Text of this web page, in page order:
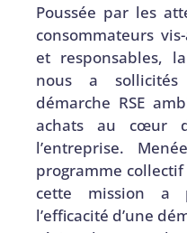
Poussée par les
consommateurs
et responsables,
nous a sollicités
démarche RSE
achats au cœur
l’entreprise.
programme
cette mission a
l’efficacité d’une